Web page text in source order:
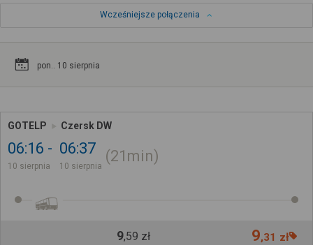
Wcześniejsze połączenia
pon.. 10 sierpnia
GOTELP Czersk DW
06:16
10 sierpnia
06:37
10 sierpnia
21min
9,59 zł 9,31 zł